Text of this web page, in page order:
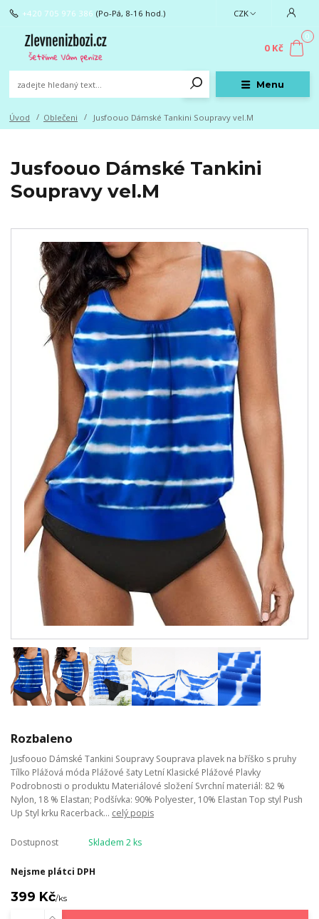
Menu
CZK
+420 705 976 386 (Po-Pá, 8-16 hod.)
0
0 Kč
Úvod Oblečeni Jusfoouo Dámské Tankini Soupravy vel.M
Jusfoouo Dámské Tankini
Soupravy vel.M
Rozbaleno
Jusfoouo Dámské Tankini Soupravy Souprava plavek na bříško s pruhy
Tílko Plážová móda Plážové šaty Letní Klasické Plážové Plavky
Podrobnosti o produktu Materiálové složení Svrchní materiál: 82 %
Nylon, 18 % Elastan; Podšívka: 90% Polyester, 10% Elastan Top styl Push
Up Styl krku Racerback... celý popis
Dostupnost Skladem 2 ks
Nejsme plátci DPH
399 Kč/ks